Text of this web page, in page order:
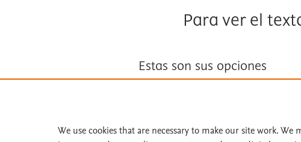
Para ver el
Estas son sus opciones
We use cookies that are necessary to make our site work. We